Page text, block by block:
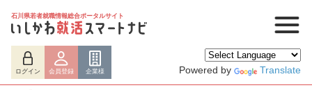
石川県若者就職情報総合ポータルサイト
ログイン 会員登録 企業様 Powered by Translate